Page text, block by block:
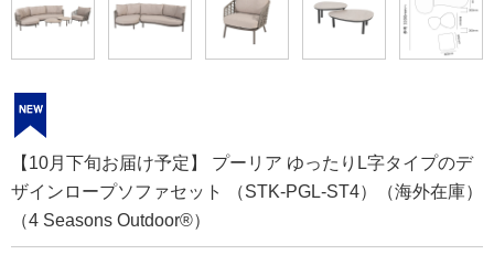
【10月下旬お届け予定】 プーリア ゆったりL字タイプのデ
ザインロープソファセット （STK-PGL-ST4）（海外在庫）
（4 Seasons Outdoor®）